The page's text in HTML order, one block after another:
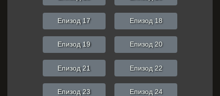
Епизод 17 Епизод 18
Епизод 19 Епизод 20
Епизод 21 Епизод 22
Епизод 23 Епизод 24